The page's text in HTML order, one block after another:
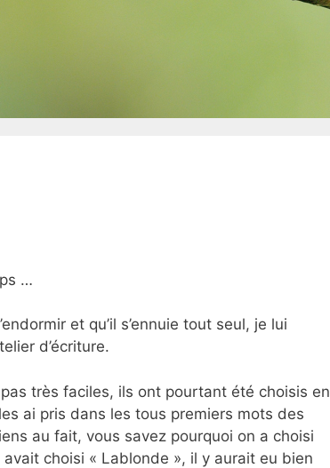
…
et qu’il s’ennuie tout seul, je lui
d’écriture.
très faciles, ils ont pourtant été choisis en
ai pris dans les tous premiers mots des
au fait, vous savez pourquoi on a choisi
choisi « Lablonde », il y aurait eu bien